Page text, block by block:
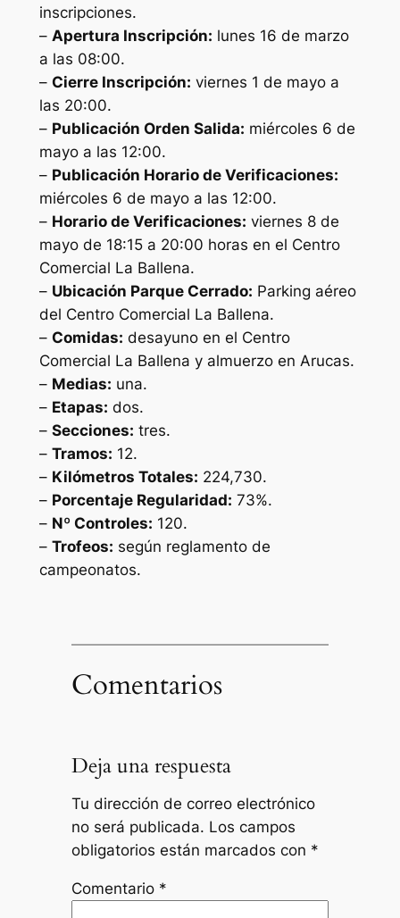
inscripciones.
– Apertura Inscripción: lunes 16 de marzo
a las 08:00.
– Cierre Inscripción: viernes 1 de mayo a
las 20:00.
– Publicación Orden Salida: miércoles 6 de
mayo a las 12:00.
– Publicación Horario de Verificaciones:
miércoles 6 de mayo a las 12:00.
– Horario de Verificaciones: viernes 8 de
mayo de 18:15 a 20:00 horas en el Centro
Comercial La Ballena.
– Ubicación Parque Cerrado: Parking aéreo
del Centro Comercial La Ballena.
– Comidas: desayuno en el Centro
Comercial La Ballena y almuerzo en Arucas.
– Medias: una.
– Etapas: dos.
– Secciones: tres.
– Tramos: 12.
– Kilómetros Totales: 224,730.
– Porcentaje Regularidad: 73%.
– Nº Controles: 120.
– Trofeos: según reglamento de
campeonatos.
Comentarios
Deja una respuesta
Tu dirección de correo electrónico
no será publicada. Los campos
obligatorios están marcados con *
Comentario *